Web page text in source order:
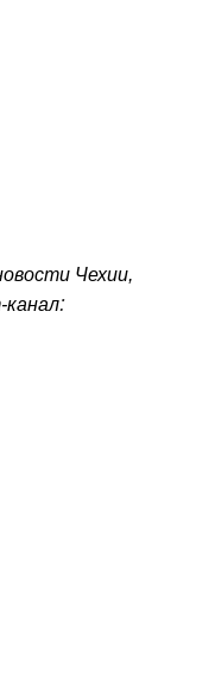
Чехии,
канал: